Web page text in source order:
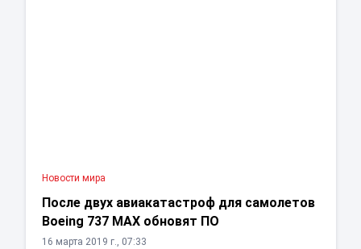
Новости мира
После двух авиакатастроф для самолетов
Boeing 737 MAX обновят ПО
16 марта 2019 г., 07:33